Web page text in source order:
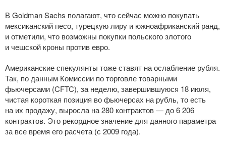
В Goldman Sachs полагают, что сейчас можно покупать
мексиканский песо, турецкую лиру и южноафриканский ранд,
и отметили, что возможны покупки польского злотого
и чешской кроны против евро.
Американские спекулянты тоже ставят на ослабление рубля.
Так, по данным Комиссии по торговле товарными
фьючерсами (CFTC), за неделю, завершившуюся 18 июля,
чистая короткая позиция во фьючерсах на рубль, то есть
на их продажу, выросла на 280 контрактов — до 6 206
контрактов. Это рекордное значение для данного параметра
за все время его расчета (с 2009 года).